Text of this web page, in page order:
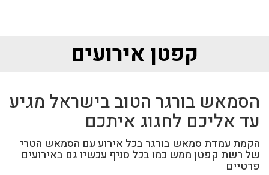
קפטן אירועים
הסמאש בורגר הטוב בישראל מגיע
עד אליכם לחגוג איתכם
הקמת עמדת סמאש בורגר בכל אירוע עם הסמאש הטרי
של רשת קפטן ממש כמו בכל סניף עכשיו גם באירועים
פרטיים